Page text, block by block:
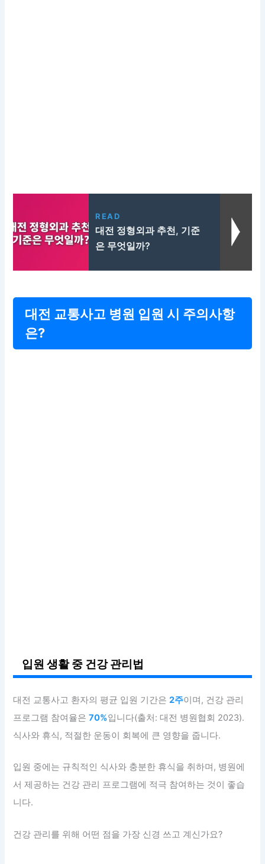
READ
대전 정형외과 추천, 기준
은 무엇일까?
대전 교통사고 병원 입원 시 주의사항
은?
입원 생활 중 건강 관리법
대전 교통사고 환자의 평균 입원 기간은2주이며, 건강 관리
프로그램 참여율은70%입니다(출처: 대전 병원협회 2023).
식사와 휴식, 적절한 운동이 회복에 큰 영향을 줍니다.
입원 중에는 규칙적인 식사와 충분한 휴식을 취하며, 병원에
서 제공하는 건강 관리 프로그램에 적극 참여하는 것이 좋습
니다.
건강 관리를 위해 어떤 점을 가장 신경 쓰고 계신가요?